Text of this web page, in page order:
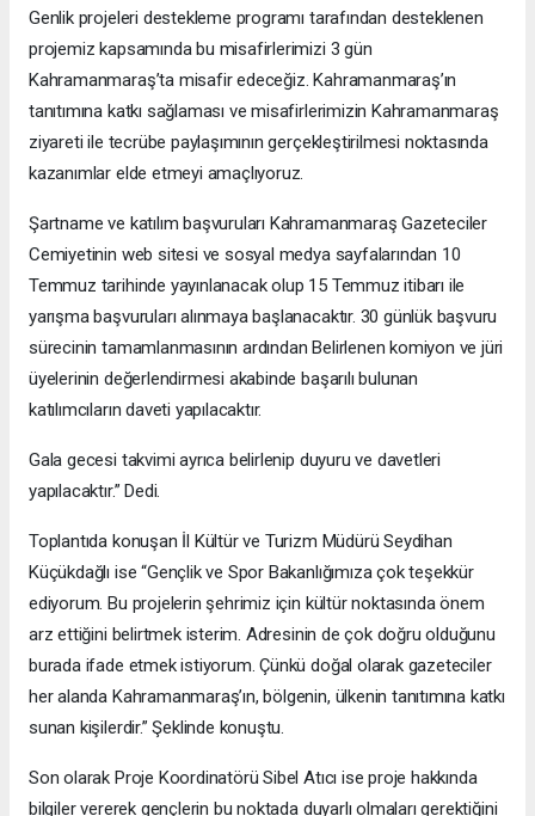
Genlik projeleri destekleme programı tarafından desteklenen
projemiz kapsamında bu misafirlerimizi 3 gün
Kahramanmaraş’ta misafir edeceğiz. Kahramanmaraş’ın
tanıtımına katkı sağlaması ve misafirlerimizin Kahramanmaraş
ziyareti ile tecrübe paylaşımının gerçekleştirilmesi noktasında
kazanımlar elde etmeyi amaçlıyoruz.
Şartname ve katılım başvuruları Kahramanmaraş Gazeteciler
Cemiyetinin web sitesi ve sosyal medya sayfalarından 10
Temmuz tarihinde yayınlanacak olup 15 Temmuz itibarı ile
yarışma başvuruları alınmaya başlanacaktır. 30 günlük başvuru
sürecinin tamamlanmasının ardından Belirlenen komiyon ve jüri
üyelerinin değerlendirmesi akabinde başarılı bulunan
katılımcıların daveti yapılacaktır.
Gala gecesi takvimi ayrıca belirlenip duyuru ve davetleri
yapılacaktır.” Dedi.
Toplantıda konuşan İl Kültür ve Turizm Müdürü Seydihan
Küçükdağlı ise “Gençlik ve Spor Bakanlığımıza çok teşekkür
ediyorum. Bu projelerin şehrimiz için kültür noktasında önem
arz ettiğini belirtmek isterim. Adresinin de çok doğru olduğunu
burada ifade etmek istiyorum. Çünkü doğal olarak gazeteciler
her alanda Kahramanmaraş’ın, bölgenin, ülkenin tanıtımına katkı
sunan kişilerdir.” Şeklinde konuştu.
Son olarak Proje Koordinatörü Sibel Atıcı ise proje hakkında
bilgiler vererek gençlerin bu noktada duyarlı olmaları gerektiğini